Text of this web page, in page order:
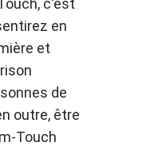
c'est
en
et
de
outre, être
Touch